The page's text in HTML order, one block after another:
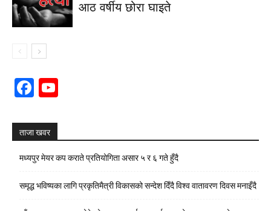
आठ वर्षीय छोरा घाइते
Facebook
ताजा खवर
मध्यपुर मेयर कप कराते प्रतियोगिता असार ५ र ६ गते हुँदै
समृद्ध भविष्यका लागि प्रकृतिमैत्री विकासको सन्देश दिँदै विश्व वातावरण दिवस मनाइँदै